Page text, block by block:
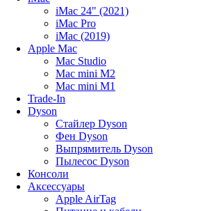
iMac 24" (2021)
iMac Pro
iMac (2019)
Apple Mac
Mac Studio
Mac mini M2
Mac mini M1
Trade-In
Dyson
Стайлер Dyson
Фен Dyson
Выпрямитель Dyson
Пылесос Dyson
Консоли
Аксессуары
Apple AirTag